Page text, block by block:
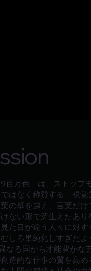
百万色」は、ストップ
はなく称賛する、視
の壁を越え、言葉だ
ない形で芽生えたあ
た目が違う人々に対
しろ単純化しすぎたよ
なる国から才能豊かな
造的な仕事の質を高